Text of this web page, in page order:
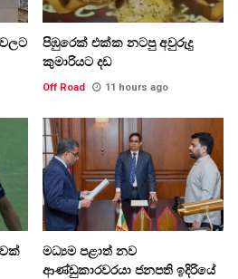
පිඹුරෙක් එක්ක නටපු අවුරුදු
කුමාරියට දඩ
Off Road 11 hours ago
මධ්‍යම පළාත් නව
ආණ්ඩුකාරවරයා ජනපති ඉදිරියේ